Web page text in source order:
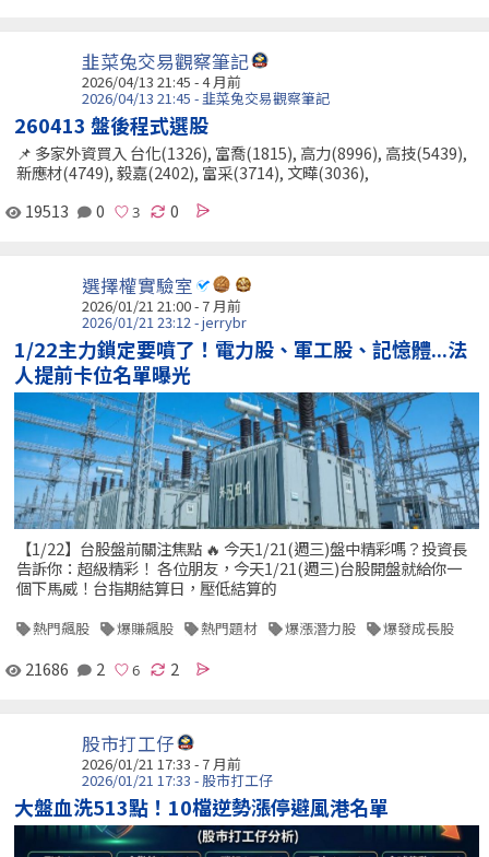
韭菜兔交易觀察筆記
2026/04/13 21:45 - 4 月前
2026/04/13 21:45 - 韭菜兔交易觀察筆記
260413 盤後程式選股
📌 多家外資買入 台化(1326), 富喬(1815), 高力(8996), 高技(5439),
新應材(4749), 毅嘉(2402), 富采(3714), 文曄(3036),
19513
0 0
選擇權實驗室
2026/01/21 21:00 - 7 月前
2026/01/21 23:12 - jerrybr
1/22主力鎖定要噴了！電力股、軍工股、記憶體...法
人提前卡位名單曝光
【1/22】台股盤前關注焦點 🔥 今天1/21(週三)盤中精彩嗎？投資長
告訴你：超級精彩！ 各位朋友，今天1/21(週三)台股開盤就給你一
個下馬威！台指期結算日，壓低結算的
熱門飆股 爆賺飆股 熱門題材 爆漲潛力股 爆發成長股
21686 2 2
股市打工仔
2026/01/21 17:33 - 7 月前
2026/01/21 17:33 - 股市打工仔
大盤血洗513點！10檔逆勢漲停避風港名單